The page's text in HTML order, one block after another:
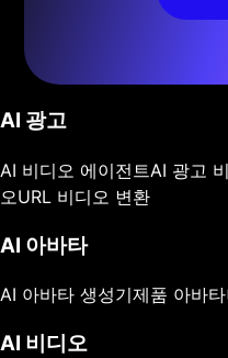
AI 광고
AI 비디오 에이전트AI 광고
오URL 비디오 변환
AI 아바타
AI 아바타 생성기제품 아바타
AI 비디오